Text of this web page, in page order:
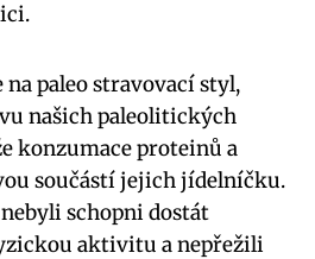
paleo stravovací styl,
našich paleolitických
konzumace proteinů a
součástí⁤ jejich jídelníčku.
schopni dostát
aktivitu a nepřežili